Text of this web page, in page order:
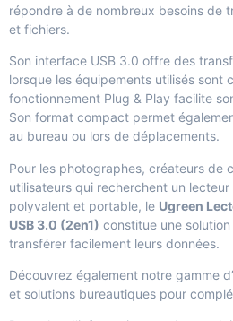
répondre à de nombreux besoins de
et fichiers.
Son interface USB 3.0 offre des
lorsque les équipements utilisés sont
fonctionnement Plug & Play facilite
Son format compact permet
au bureau ou lors de déplacements.
Pour les photographes, créateurs de
utilisateurs qui recherchent un
polyvalent et portable, le Ugreen
USB 3.0 (2en1) constitue une
transférer facilement leurs données.
Découvrez également notre gamme d’
et solutions bureautiques pour